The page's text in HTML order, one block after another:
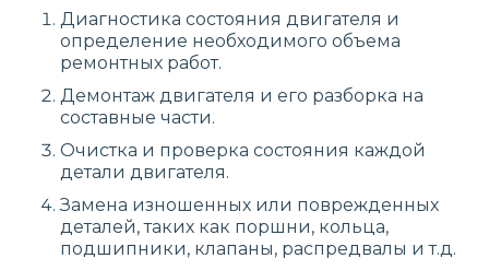
Диагностика состояния двигателя и
определение необходимого объема
ремонтных работ.
Демонтаж двигателя и его разборка на
составные части.
Очистка и проверка состояния каждой
детали двигателя.
Замена изношенных или поврежденных
деталей, таких как поршни, кольца,
подшипники, клапаны, распредвалы и т.д.